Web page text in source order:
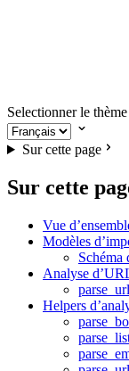
Selectionner le thème
Sur cette page
Sur cette
Vue
Modèles
Schéma
Analyse
Helpers